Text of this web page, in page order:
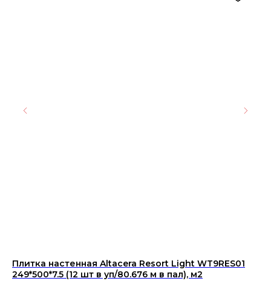
Плитка настенная Altacera Resort Light WT9RES01
249*500*7.5 (12 шт в уп/80.676 м в пал), м2